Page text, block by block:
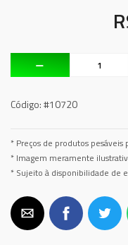
Código:#10720
* Preços de produtos
* Imagem meramente
* Sujeito à disponibilidade de